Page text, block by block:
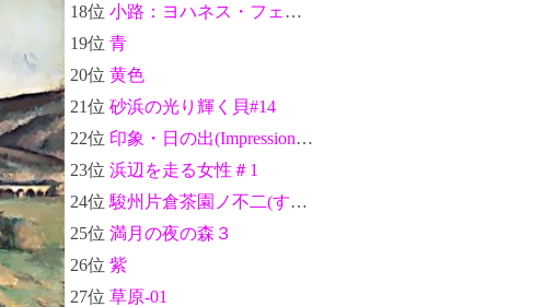
18位小路：ヨハネス・フェルメール
19位青
20位黄色
21位砂浜の光り輝く貝#14
22位 印象・日の出(Impression, soleil levant)：クロード・モネ
23位浜辺を走る女性＃1
24位駿州片倉茶園ノ不二(すんしゅうかたくらちゃえんのふじ)-富嶽三十六景：葛飾北斎
25位満月の夜の森３
26位紫
27位草原-01